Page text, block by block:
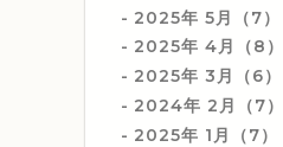
2025年 5月（7）
2025年 4月（8）
2025年 3月（6）
2024年 2月（7）
2025年 1月（7）